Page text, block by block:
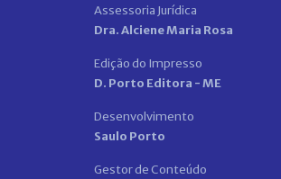
Assessoria Jurídica
Dra. Alciene Maria Rosa
Edição do Impresso
D. Porto Editora - ME
Desenvolvimento
Saulo Porto
Gestor de Conteúdo